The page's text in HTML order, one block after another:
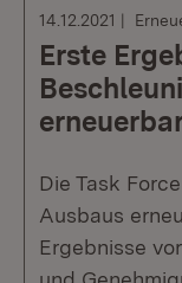
14.12.2021
Erste
Die Task
Ausbaus
Ergebnisse